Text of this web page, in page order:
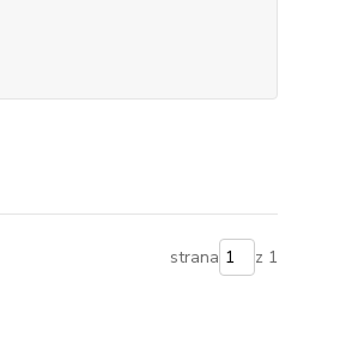
strana z 1